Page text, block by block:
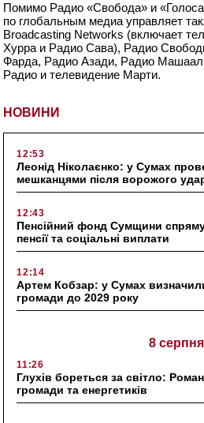
НОВИНИ
12:53
Леонід Ніколаєнко: у Сумах
мешканцями після ворожого
12:43
Пенсійний фонд Сумщини
пенсії та соціальні виплати
12:14
Артем Кобзар: у Сумах
громади до 2029 року
8 серпня
11:26
Глухів бореться за світло:
громади та енергетиків
Помимо Радио «Свобода» и
по глобальным медиа управляет
Broadcasting Networks (включает
Хурра и Радио Сава), Радио
Фарда, Радио Азади, Радио
Радио и телевидение Марти.